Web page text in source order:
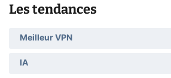
Les tendances
Meilleur VPN
IA